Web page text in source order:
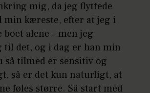
mig, da jeg flyttede
min kæreste, efter at jeg i
boet alene – men jeg
til det, og i dag er han min
så tilmed er sensitiv og
så er det kun naturligt, at
føles større. Så start med